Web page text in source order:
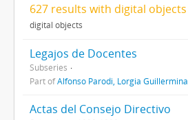
627 results with digital objects
digital objects
Legajos de Docentes
Subseries
Part ofAlfonso Parodi, Lorgia Guillermina
Actas del Consejo Directivo